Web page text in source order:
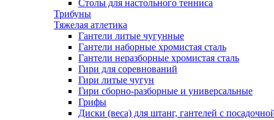
Столы для настольного тенниса
Трибуны
Тяжелая атлетика
Гантели литые чугунные
Гантели наборные хромистая сталь
Гантели неразборные хромистая сталь
Гири для соревнований
Гири литые чугун
Гири сборно-разборные и универсальные
Грифы
Диски (веса) для штанг, гантелей с